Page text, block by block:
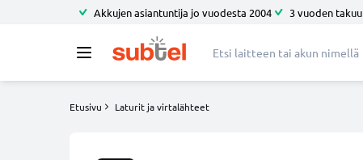
Akkujen asiantuntija jo vuodesta 2004 3 vuoden takuu
Etusivu Laturit ja virtalähteet